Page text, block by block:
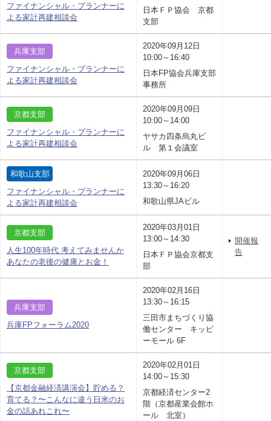
ファイナンシャル・プランナーに
よる家計再建相談会
日本ＦＰ協会 京都
支部
兵庫支部
ファイナンシャル・プランナーに
よる家計再建相談会
2020年09月12日
10:00～16:40
日本FP協会兵庫支部
事務所
京都支部
ファイナンシャル・プランナーに
よる家計再建相談会
2020年09月09日
10:00～14:00
ヤサカ四条烏丸ビ
ル 第１会議室
和歌山支部
ファイナンシャル・プランナーに
よる家計再建相談会
2020年09月06日
13:30～16:20
和歌山県JAビル
京都支部
人生100年時代 考えてみませんか
あなたの老後の健康とお金！
2020年03月01日
13:00～14:30
日本ＦＰ協会京都支
部
開催報
告
兵庫支部
兵庫FPフォーラム2020
2020年02月16日
13:30～16:15
三田市まちづくり協
働センター キッピ
ーモール 6F
京都支部
【京都金融経済講演会】貯める？
育てる？〜こんなに違う日米のお
金の話あれこれ〜
2020年02月01日
14:00～15:30
京都経済センター2
階（京都産業会館ホ
ール 北室）